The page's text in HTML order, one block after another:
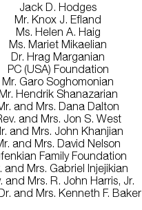
Jack D. Hodges
Mr. Knox J. Efland
Ms. Helen A. Haig
Ms. Mariet Mikaelian
Dr. Hrag Marganian
PC (USA) Foundation
Mr. Garo Soghomonian
Mr. Hendrik Shanazarian
and Mrs. Dana Dalton
and Mrs. Jon S. West
and Mrs. John Khanjian
and Mrs. David Nelson
Family Foundation
and Mrs. Gabriel Injejikian
and Mrs. R. John Harris, Jr.
and Mrs. Kenneth F. Baker